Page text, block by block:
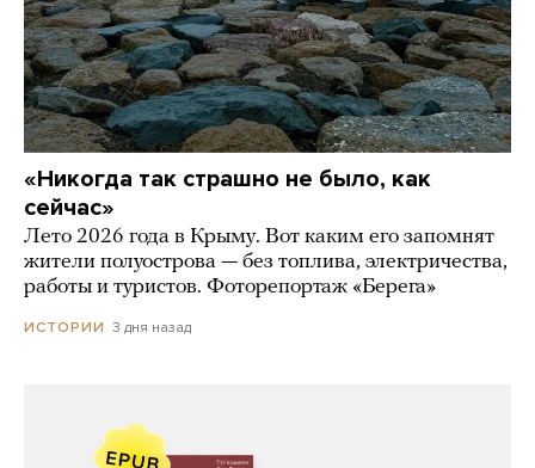
«Никогда так страшно не было, как
сейчас»
Лето 2026 года в Крыму. Вот каким его запомнят
жители полуострова — без топлива, электричества,
работы и туристов. Фоторепортаж «Берега»
ИСТОРИИ 3 дня назад